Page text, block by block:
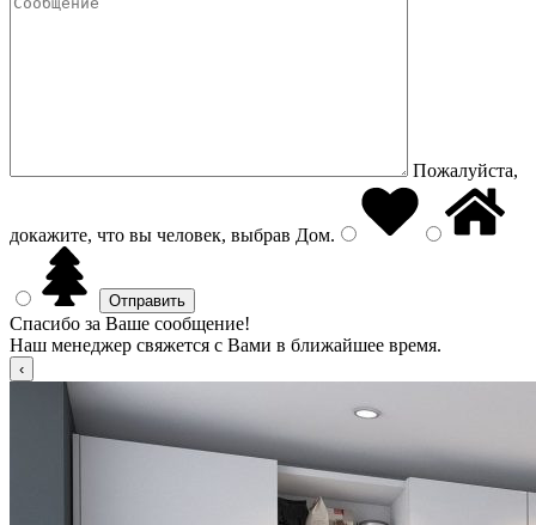
Пожалуйста,
докажите, что вы человек, выбрав Дом.
Спасибо за Ваше сообщение!
Наш менеджер свяжется с Вами в ближайшее время.